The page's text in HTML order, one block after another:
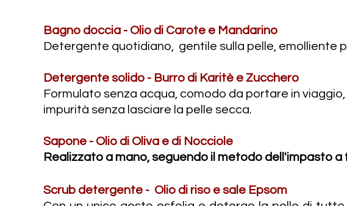
Bagno doccia - Olio di Carote e Mandarino
Detergente quotidiano, gentile sulla pelle, emolliente
Detergente solido - Burro di Karitè e Zucchero
Formulato senza acqua, comodo da portare in
impurità senza lasciare la pelle secca.
Sapone - Olio di Oliva e di Nocciole
Realizzato a mano, seguendo il metodo dell'impasto
Scrub detergente - Olio di riso e sale Epsom